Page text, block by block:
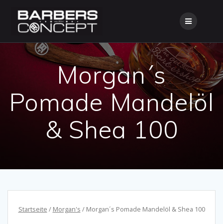
Morgan´s
Pomade Mandelöl
& Shea 100
Startseite / Morgan's / Morgan´s Pomade Mandelöl & Shea 100